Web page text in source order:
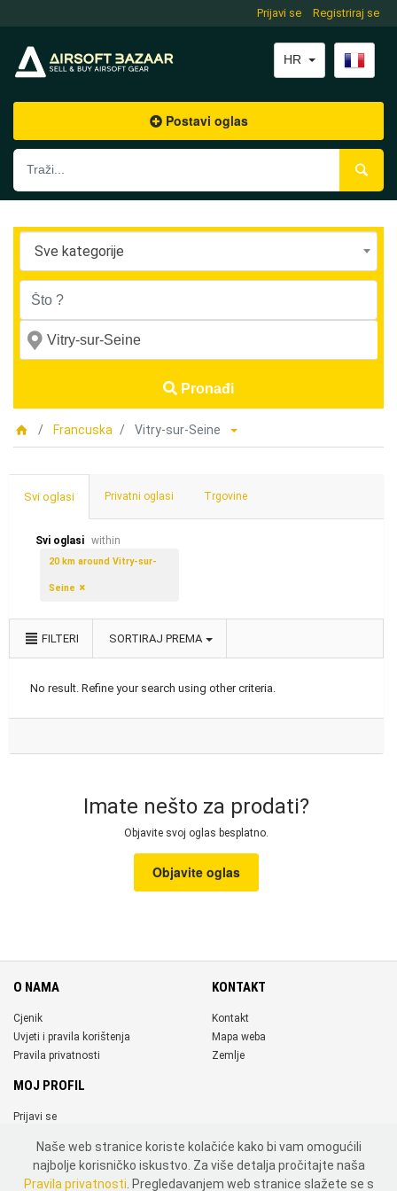
Prijavi se Registriraj se
HR
Postavi oglas
Sve kategorije
Pronađi
Francuska Vitry-sur-Seine
Svi oglasi Privatni oglasi Trgovine
Svi oglasi within
20 km around Vitry-sur-
Seine
FILTERI SORTIRAJ PREMA
No result. Refine your search using other criteria.
Imate nešto za prodati?
Objavite svoj oglas besplatno.
Objavite oglas
O NAMA
Cjenik
Uvjeti i pravila korištenja
Pravila privatnosti
KONTAKT
Kontakt
Mapa weba
Zemlje
MOJ PROFIL
Prijavi se
DRUŠTVENE MREŽE
Naše web stranice koriste kolačiće kako bi vam omogućili
najbolje korisničko iskustvo. Za više detalja pročitajte naša
Pravila privatnosti . Pregledavanjem web stranice slažete se s